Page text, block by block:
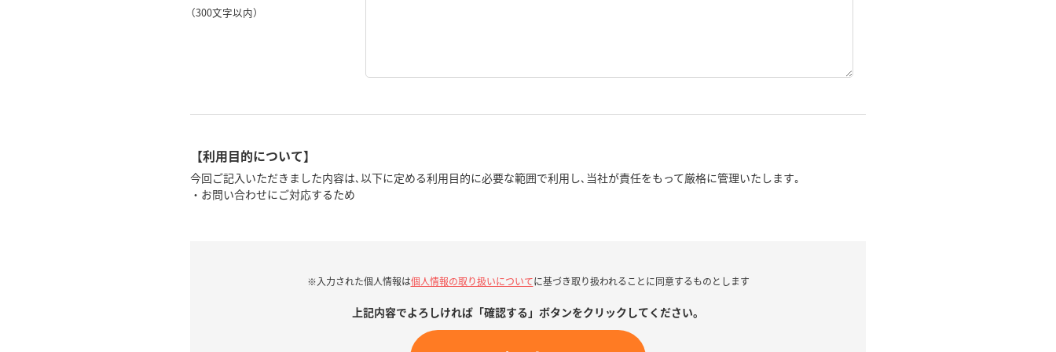
（300文字以内）
【利用目的について】
今回ご記入いただきました内容は､以下に定める利用目的に必要な範囲で利用し､当社が責任をもって厳格に管理いたします｡
・お問い合わせにご対応するため
※入力された個人情報は個人情報の取り扱いについてに基づき取り扱われることに同意するものとします
上記内容でよろしければ「確認する」ボタンをクリックしてください。